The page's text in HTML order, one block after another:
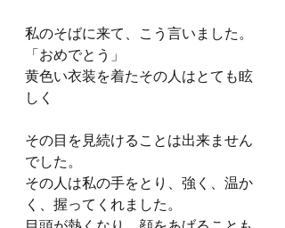
私のそばに来て、こう言いました。
「おめでとう」
黄色い衣装を着たその人はとても眩
しく
その目を見続けることは出来ません
でした。
その人は私の手をとり、強く、温か
く、握ってくれました。